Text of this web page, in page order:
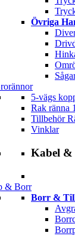
Övriga
5-vägs
Rak ränna
Tillbehör
Vinklar
Kabel
& Borr
Borr &